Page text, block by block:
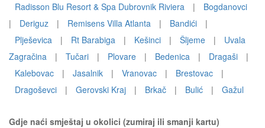
Radisson Blu Resort & Spa Dubrovnik Riviera
|
Bogdanovci
|
Deriguz | Remisens Villa Atlanta | Bandići
|
Plješevica
| Rt Barabiga | Kešinci | Šljeme |
Uvala
Zagračina
| Tučari | Plovare | Bedenica | Dragaši
|
Kalebovac
| Jasalnik | Vranovac | Brestovac
|
Dragoševci
| Gerovski Kraj | Brkač | Bulić | Gažul
Gdje naći smještaj u okolici (zumiraj ili smanji kartu)